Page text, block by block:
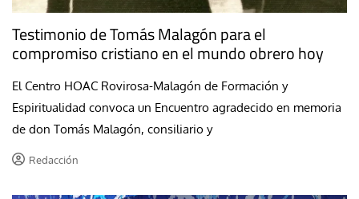
Testimonio de Tomás Malagón para el
compromiso cristiano en el mundo obrero hoy
El Centro HOAC Rovirosa-Malagón de Formación y
Espiritualidad convoca un Encuentro agradecido en memoria
de don Tomás Malagón, consiliario y
Redacción